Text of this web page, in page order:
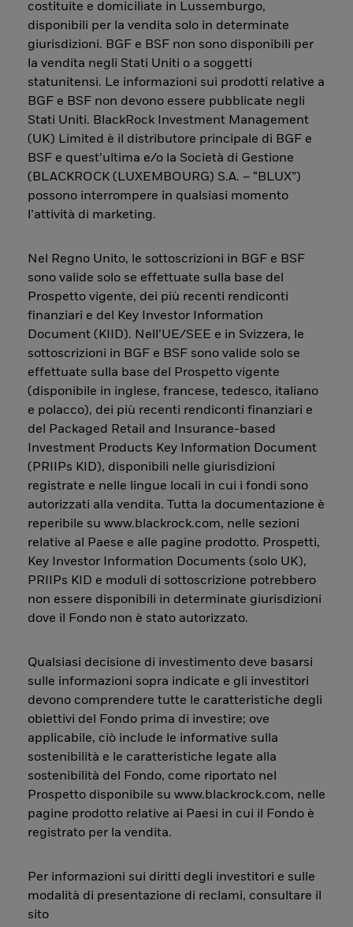
costituite e domiciliate in Lussemburgo,
disponibili per la vendita solo in determinate
giurisdizioni. BGF e BSF non sono disponibili per
la vendita negli Stati Uniti o a soggetti
statunitensi. Le informazioni sui prodotti relative a
BGF e BSF non devono essere pubblicate negli
Stati Uniti. BlackRock Investment Management
(UK) Limited è il distributore principale di BGF e
BSF e quest’ultima e/o la Società di Gestione
(BLACKROCK (LUXEMBOURG) S.A. – “BLUX”)
possono interrompere in qualsiasi momento
l’attività di marketing.
Nel Regno Unito, le sottoscrizioni in BGF e BSF
sono valide solo se effettuate sulla base del
Prospetto vigente, dei più recenti rendiconti
finanziari e del Key Investor Information
Document (KIID). Nell’UE/SEE e in Svizzera, le
sottoscrizioni in BGF e BSF sono valide solo se
effettuate sulla base del Prospetto vigente
(disponibile in inglese, francese, tedesco, italiano
e polacco), dei più recenti rendiconti finanziari e
del Packaged Retail and Insurance-based
Investment Products Key Information Document
(PRIIPs KID), disponibili nelle giurisdizioni
registrate e nelle lingue locali in cui i fondi sono
autorizzati alla vendita. Tutta la documentazione è
reperibile su www.blackrock.com, nelle sezioni
relative al Paese e alle pagine prodotto. Prospetti,
Key Investor Information Documents (solo UK),
PRIIPs KID e moduli di sottoscrizione potrebbero
non essere disponibili in determinate giurisdizioni
dove il Fondo non è stato autorizzato.
Qualsiasi decisione di investimento deve basarsi
sulle informazioni sopra indicate e gli investitori
devono comprendere tutte le caratteristiche degli
obiettivi del Fondo prima di investire; ove
applicabile, ciò include le informative sulla
sostenibilità e le caratteristiche legate alla
sostenibilità del Fondo, come riportato nel
Prospetto disponibile su www.blackrock.com, nelle
pagine prodotto relative ai Paesi in cui il Fondo è
registrato per la vendita.
Per informazioni sui diritti degli investitori e sulle
modalità di presentazione di reclami, consultare il
sito